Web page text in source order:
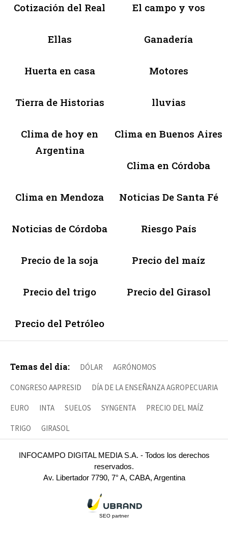
Cotización del Real El campo y vos
Ellas Ganadería
Huerta en casa Motores
Tierra de Historias lluvias
Clima de hoy en
Argentina
Clima en Buenos Aires
Clima en Córdoba
Clima en Mendoza Noticias De Santa Fé
Noticias de Córdoba Riesgo País
Precio de la soja Precio del maíz
Precio del trigo Precio del Girasol
Precio del Petróleo
Temas del día: DÓLAR AGRÓNOMOS
CONGRESO AAPRESID DÍA DE LA ENSEÑANZA AGROPECUARIA
EURO INTA SUELOS SYNGENTA PRECIO DEL MAÍZ
TRIGO GIRASOL
INFOCAMPO DIGITAL MEDIA S.A. - Todos los derechos
reservados.
Av. Libertador 7790, 7° A, CABA, Argentina
SEO partner